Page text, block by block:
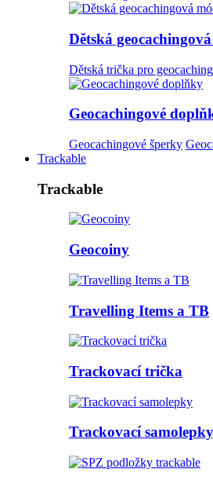
Dětská
Dětská trička pro geocaching
Geocachingové
Geocachingové šperky
Trackable
Trackable
Geocoiny
Travelling Items a TB
Trackovací trička
Trackovací samolepky